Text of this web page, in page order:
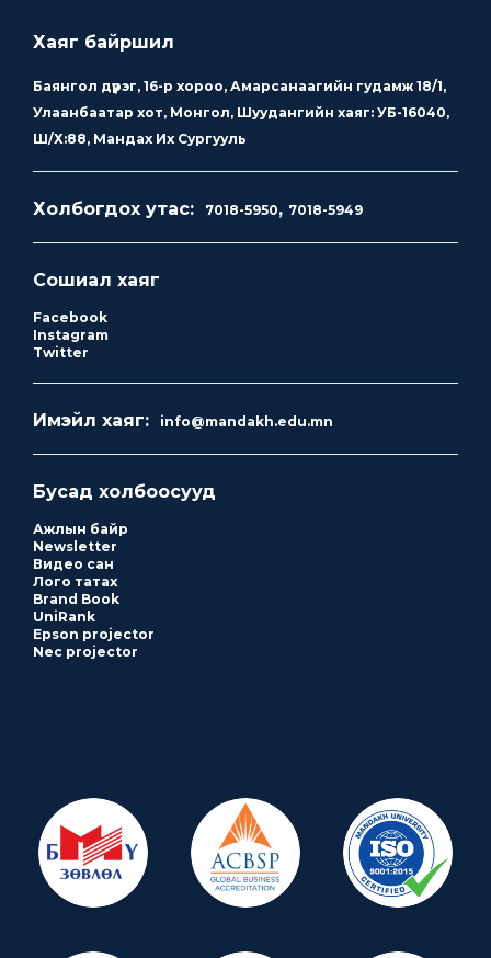
Хаяг байршил
Баянгол дүүрэг, 16-р хороо, Амарсанаагийн гудамж 18/1,
Улаанбаатар хот, Монгол, Шуудангийн хаяг: УБ-16040,
Ш/Х:88, Мандах Их Сургууль
Холбогдох утас: 7018-5950, 7018-5949
Сошиал хаяг
Facebook
Instagram
Twitter
Имэйл хаяг: info@mandakh.edu.mn
Бусад холбоосууд
Ажлын байр
Newsletter
Видео сан
Лого татах
Brand Book
UniRank
Epson projector
Nec projector